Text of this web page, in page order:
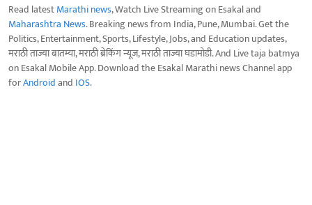
Read latestMarathi news, Watch Live Streaming on Esakal and
Maharashtra News. Breaking news from India, Pune, Mumbai. Get the
Politics, Entertainment, Sports, Lifestyle, Jobs, and Education updates,
मराठी ताज्या बातम्या, मराठी ब्रेकिंग न्यूज, मराठी ताज्या घडामोडी. And Live taja batmya
on Esakal Mobile App. Download the Esakal Marathi news Channel app
forAndroidand IOS.